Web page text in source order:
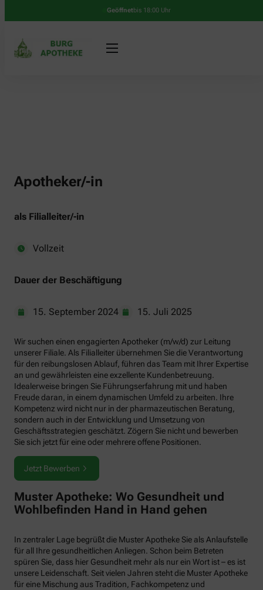
Geöffnetbis 18:00 Uhr
Apotheker/-in
als Filialleiter/-in
Vollzeit
Dauer der Beschäftigung
15. September 2024 15. Juli 2025
Wir suchen einen engagierten Apotheker (m/w/d) zur Leitung
unserer Filiale. Als Filialleiter übernehmen Sie die Verantwortung
für den reibungslosen Ablauf, führen das Team mit Ihrer Expertise
an und gewährleisten eine exzellente Kundenbetreuung.
Idealerweise bringen Sie Führungserfahrung mit und haben
Freude daran, in einem dynamischen Umfeld zu arbeiten. Ihre
Kompetenz wird nicht nur in der pharmazeutischen Beratung,
sondern auch in der Entwicklung und Umsetzung von
Geschäftsstrategien geschätzt. Zögern Sie nicht und bewerben
Sie sich jetzt für eine oder mehrere offene Positionen.
Jetzt Bewerben
Muster Apotheke: Wo Gesundheit und
Wohlbefinden Hand in Hand gehen
In zentraler Lage begrüßt die Muster Apotheke Sie als Anlaufstelle
für all Ihre gesundheitlichen Anliegen. Schon beim Betreten
spüren Sie, dass hier Gesundheit mehr als nur ein Wort ist – es ist
unsere Leidenschaft. Seit vielen Jahren steht die Muster Apotheke
für eine Mischung aus Tradition, Fachkompetenz und